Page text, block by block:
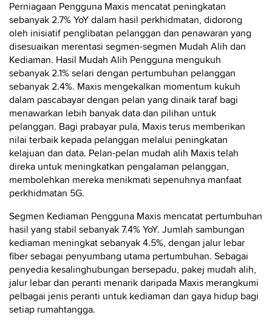
Perniagaan Pengguna Maxis mencatat peningkatan
sebanyak 2.7% YoY dalam hasil perkhidmatan, didorong
oleh inisiatif penglibatan pelanggan dan penawaran yang
disesuaikan merentasi segmen-segmen Mudah Alih dan
Kediaman. Hasil Mudah Alih Pengguna mengukuh
sebanyak 2.1% selari dengan pertumbuhan pelanggan
sebanyak 2.4%. Maxis mengekalkan momentum kukuh
dalam pascabayar dengan pelan yang dinaik taraf bagi
menawarkan lebih banyak data dan pilihan untuk
pelanggan. Bagi prabayar pula, Maxis terus memberikan
nilai terbaik kepada pelanggan melalui peningkatan
kelajuan dan data. Pelan-pelan mudah alih Maxis telah
direka untuk meningkatkan pengalaman pelanggan,
membolehkan mereka menikmati sepenuhnya manfaat
perkhidmatan 5G.
Segmen Kediaman Pengguna Maxis mencatat pertumbuhan
hasil yang stabil sebanyak 7.4% YoY. Jumlah sambungan
kediaman meningkat sebanyak 4.5%, dengan jalur lebar
fiber sebagai penyumbang utama pertumbuhan. Sebagai
penyedia kesalinghubungan bersepadu, pakej mudah alih,
jalur lebar dan peranti menarik daripada Maxis merangkumi
pelbagai jenis peranti untuk kediaman dan gaya hidup bagi
setiap rumahtangga.